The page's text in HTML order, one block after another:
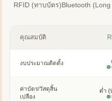
RFID (ทาบบัตร)Bluetooth
คุณสมบัติ
งบประมาณติดตั้ง
ค่าบัตร/วัสดุสิ้น
เปลือง
ต่ำ (